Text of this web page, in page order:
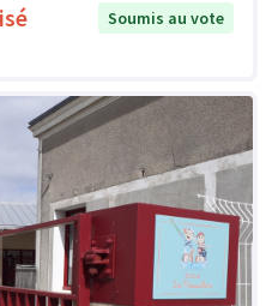
Soumis au vote